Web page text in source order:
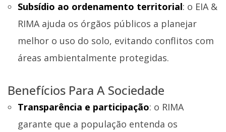
Subsídio ao ordenamento territorial: o EIA &
RIMA ajuda os órgãos públicos a planejar
melhor o uso do solo, evitando conflitos com
áreas ambientalmente protegidas.
Benefícios Para A Sociedade
Transparência e participação: o RIMA
garante que a população entenda os